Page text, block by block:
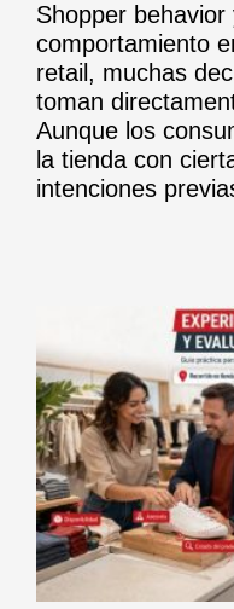
Shopper behavior
comportamiento
retail, muchas
toman
Aunque los
la tienda con
intenciones